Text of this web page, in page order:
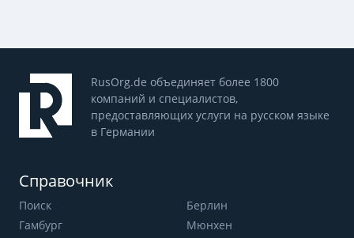
RusOrg.de объединяет более 1800
компаний и специалистов,
предоставляющих услуги на русском языке
в Германии
Справочник
Поиск
Берлин
Гамбург
Мюнхен